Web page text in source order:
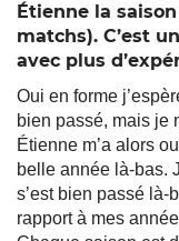
Étienne la
matchs). C’est
avec plus
Oui en forme
bien passé, mais je
Étienne m’a alors
belle année là-bas.
s’est bien passé là-
rapport à mes